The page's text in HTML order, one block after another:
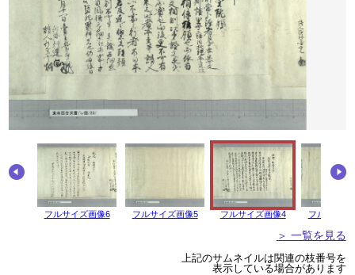
フルサイズ画像6 フルサイズ画像5 フルサイズ画像4 フルサイズ
＞ 一覧を見る
上記のサムネイルは関連の枝番号を
表示している場合があります